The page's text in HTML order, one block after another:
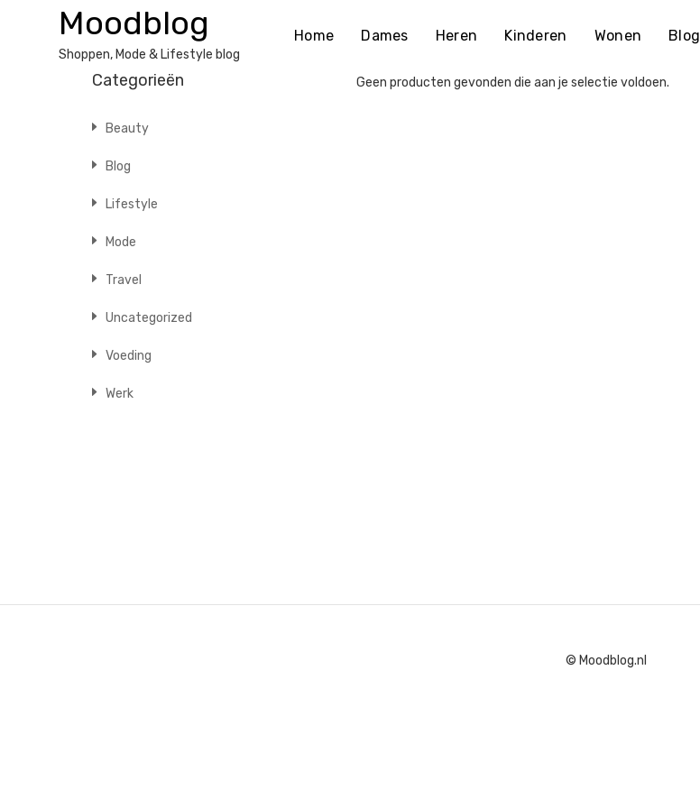
Moodblog
Shoppen, Mode & Lifestyle blog
Home Dames Heren Kinderen Wonen Blog
Geen producten gevonden die aan je selectie voldoen.
Categorieën
Beauty
Blog
Lifestyle
Mode
Travel
Uncategorized
Voeding
Werk
© Moodblog.nl